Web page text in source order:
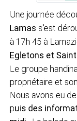
Une journée
Lamas s'est
à 17h 45 à
Egletons et
Le groupe
propriétaire et
Nous avons eu
puis des